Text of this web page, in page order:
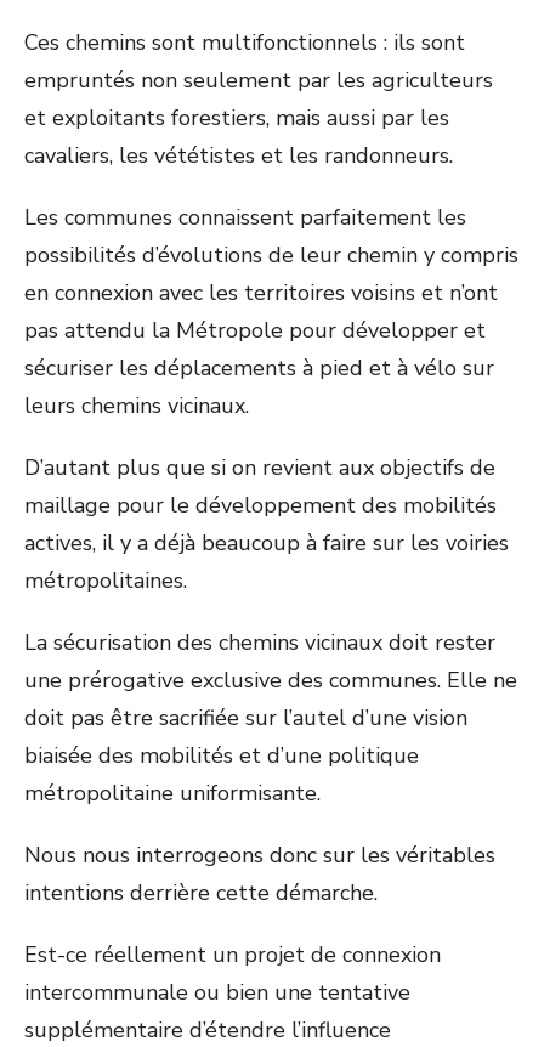
Ces chemins sont multifonctionnels : ils sont
empruntés non seulement par les agriculteurs
et exploitants forestiers, mais aussi par les
cavaliers, les vététistes et les randonneurs.
Les communes connaissent parfaitement les
possibilités d’évolutions de leur chemin y compris
en connexion avec les territoires voisins et n’ont
pas attendu la Métropole pour développer et
sécuriser les déplacements à pied et à vélo sur
leurs chemins vicinaux.
D’autant plus que si on revient aux objectifs de
maillage pour le développement des mobilités
actives, il y a déjà beaucoup à faire sur les voiries
métropolitaines.
La sécurisation des chemins vicinaux doit rester
une prérogative exclusive des communes. Elle ne
doit pas être sacrifiée sur l’autel d’une vision
biaisée des mobilités et d’une politique
métropolitaine uniformisante.
Nous nous interrogeons donc sur les véritables
intentions derrière cette démarche.
Est-ce réellement un projet de connexion
intercommunale ou bien une tentative
supplémentaire d’étendre l’influence